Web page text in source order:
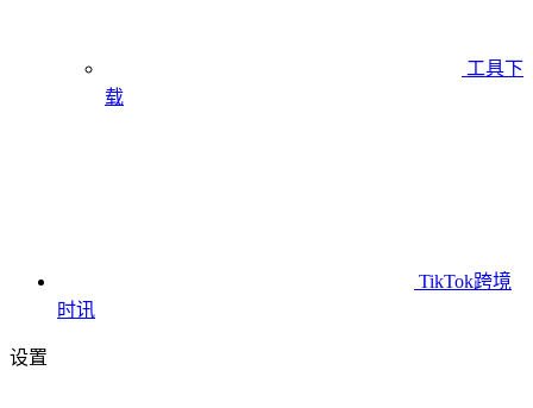
工具下
载
TikTok跨境
时讯
设置